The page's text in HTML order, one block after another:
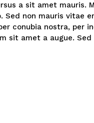
a sit amet mauris.
Sed non mauris vitae
conubia nostra, per
sit amet a augue.